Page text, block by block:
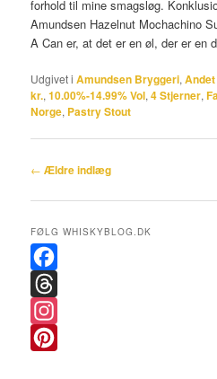
forhold til mine smagsløg.
Amundsen Hazelnut Mochachino
A Can er, at det er en øl, der er en
Udgivet i Amundsen Bryggeri,
kr.,10.00%-14.99% Vol,4 Stjerner,
Norge, Pastry Stout
Indlægsnavigation
← Ældre indlæg
FØLG WHISKYBLOG.DK
F
a
c
T
h
I